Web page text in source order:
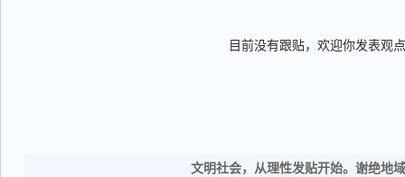
目前没有跟贴，欢迎你发表观点
文明社会，从理性发贴开始。谢绝地